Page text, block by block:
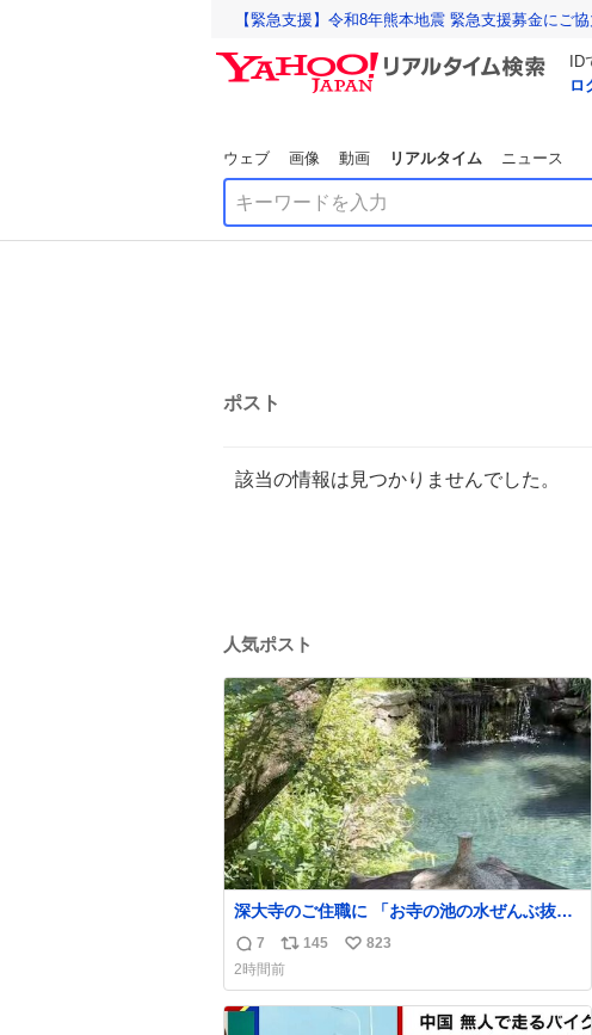
【緊急支援】令和8年熊本地震 緊急支援募金にご
ロ
ウェブ 画像 動画 リアルタイム ニュース
ポスト
該当の情報は見つかりませんでした。
人気ポスト
深大寺のご住職に 「お寺の池の水ぜんぶ抜い
て掃除したら、 モネの池くらい綺麗になった
から見てみて」 といわれ訪れたら 本当にモネ
の池くらい綺麗でした。 蓮こそ咲いてないけ
ど言いたいことわかります。 輝くエメラルド
だ‼︎ iPhone16カメラで撮影して無加工です。
返
信
数
7
リ
ポ
ス
145
い
ね
823
2時間前